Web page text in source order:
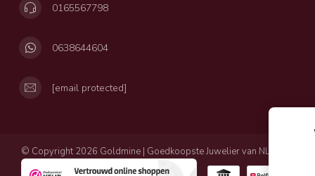
0165567798
0638644604
[email protected]
© Copyright 2026 Goldmine | Goedkoopste Juwelier van NL